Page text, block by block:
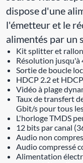
dispose d'une
l'émetteur et le
alimentés par un
Kit splitter et
Résolution jusqu'à
Sortie de boucle
HDCP 2.2 et
Vidéo à plage
Taux de transfert
Gbit/s pour tous
L'horloge TMDS
12 bits par canal
Audio non
Audio compressé
Alimentation